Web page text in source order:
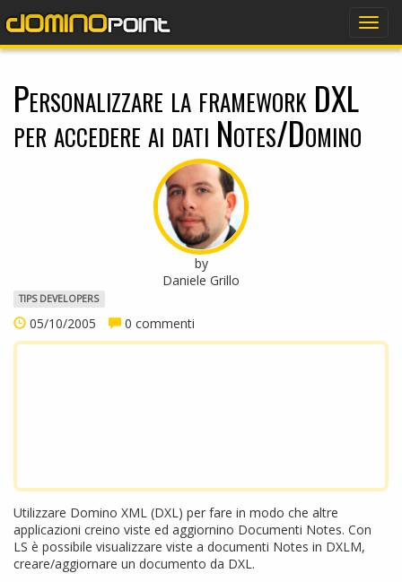
Personalizzare la framework DXL
per accedere ai dati Notes/Domino
by
Daniele Grillo
TIPS DEVELOPERS
05/10/2005 0 commenti
Utilizzare Domino XML (DXL) per fare in modo che altre
applicazioni creino viste ed aggiornino Documenti Notes. Con
LS è possibile visualizzare viste a documenti Notes in DXLM,
creare/aggiornare un documento da DXL.